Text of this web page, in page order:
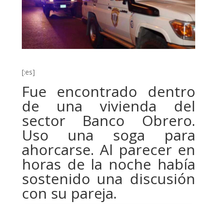
[:es]
Fue encontrado dentro
de una vivienda del
sector Banco Obrero.
Uso una soga para
ahorcarse. Al parecer en
horas de la noche había
sostenido una discusión
con su pareja.